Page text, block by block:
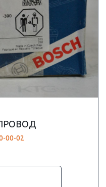
00-02